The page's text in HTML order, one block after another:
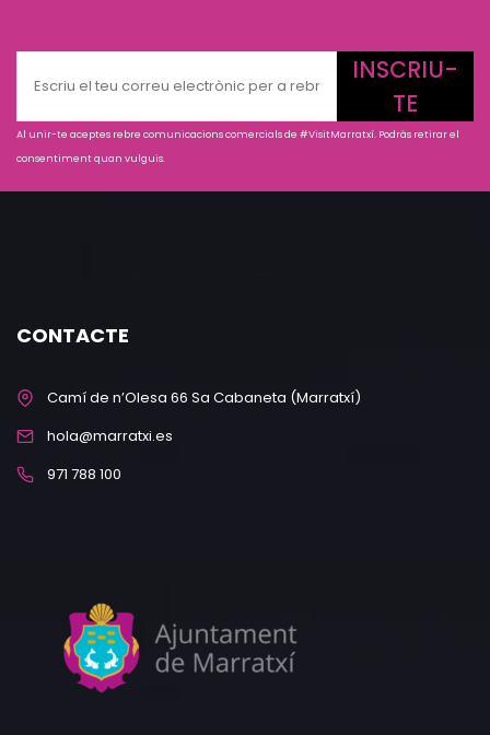
INSCRIU-
TE
Al unir-te aceptes rebre comunicacions comercials de #VisitMarratxí. Podràs retirar el
consentiment quan vulguis.
CONTACTE
Camí de n’Olesa 66 Sa Cabaneta (Marratxí)
hola@marratxi.es
971 788 100